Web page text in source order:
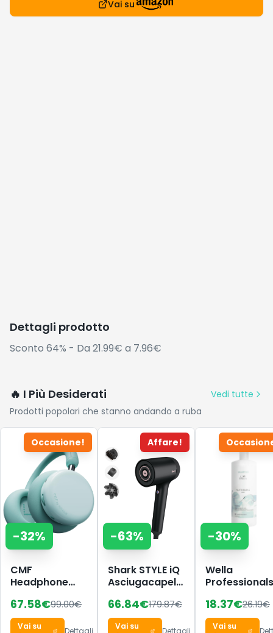
Vai su
Dettagli prodotto
Sconto 64% - Da 21.99€ a 7.96€
🔥 I Più Desiderati
Vedi tutte
Prodotti popolari che stanno andando a ruba
Occasione!
-32%
CMF
Headphone
Bluetooth
Over-Ear
67.58€99.00€
Vai su
Dettagli
Affare!
-63%
Shark STYLE iQ
Asciugacapelli
Capelli a Ioni 3
in 1, con
66.84€179.87€
Vai su
Dettagli
-30%
Wella
Professionals
Shampoo per
capelli ricci
18.37€26.19€
Vai su